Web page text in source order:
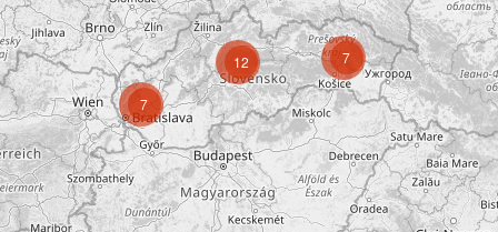
7
7
12